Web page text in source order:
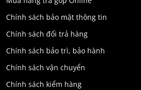
Chính sách bảo mật thông tin
Chính sách đổi trả hàng
Chính sách bảo trì, bảo hành
Chính sách vận chuyển
Chính sách kiểm hàng